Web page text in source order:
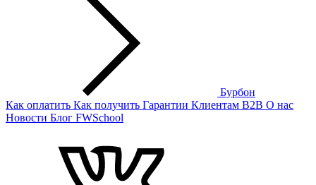
Бурбон
Как оплатить Как получить Гарантии Клиентам B2B О нас
Новости Блог FWSchool